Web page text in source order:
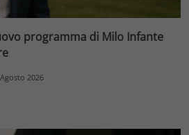
programma di Milo Infante
2026